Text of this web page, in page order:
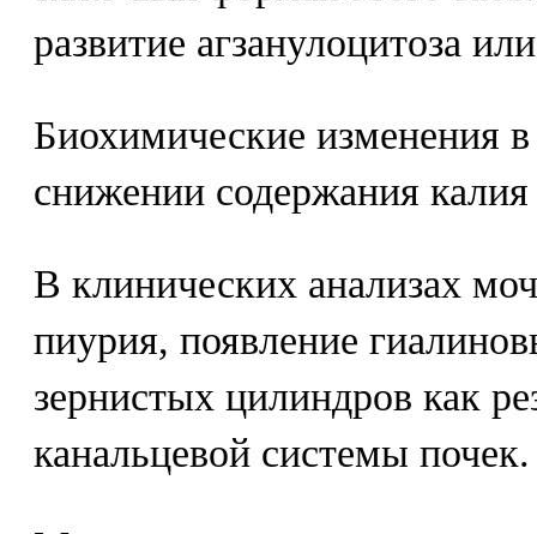
развитие агзанулоцитоза
Биохимические изменения
снижении содержания
В клинических анализах
пиурия, появление
зернистых цилиндров как
канальцевой системы почек.